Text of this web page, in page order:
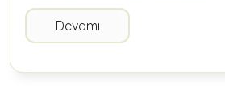
Devamı